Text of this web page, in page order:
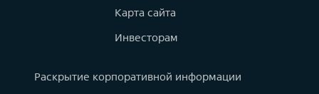
Карта сайта
Инвесторам
Раскрытие корпоративной информации